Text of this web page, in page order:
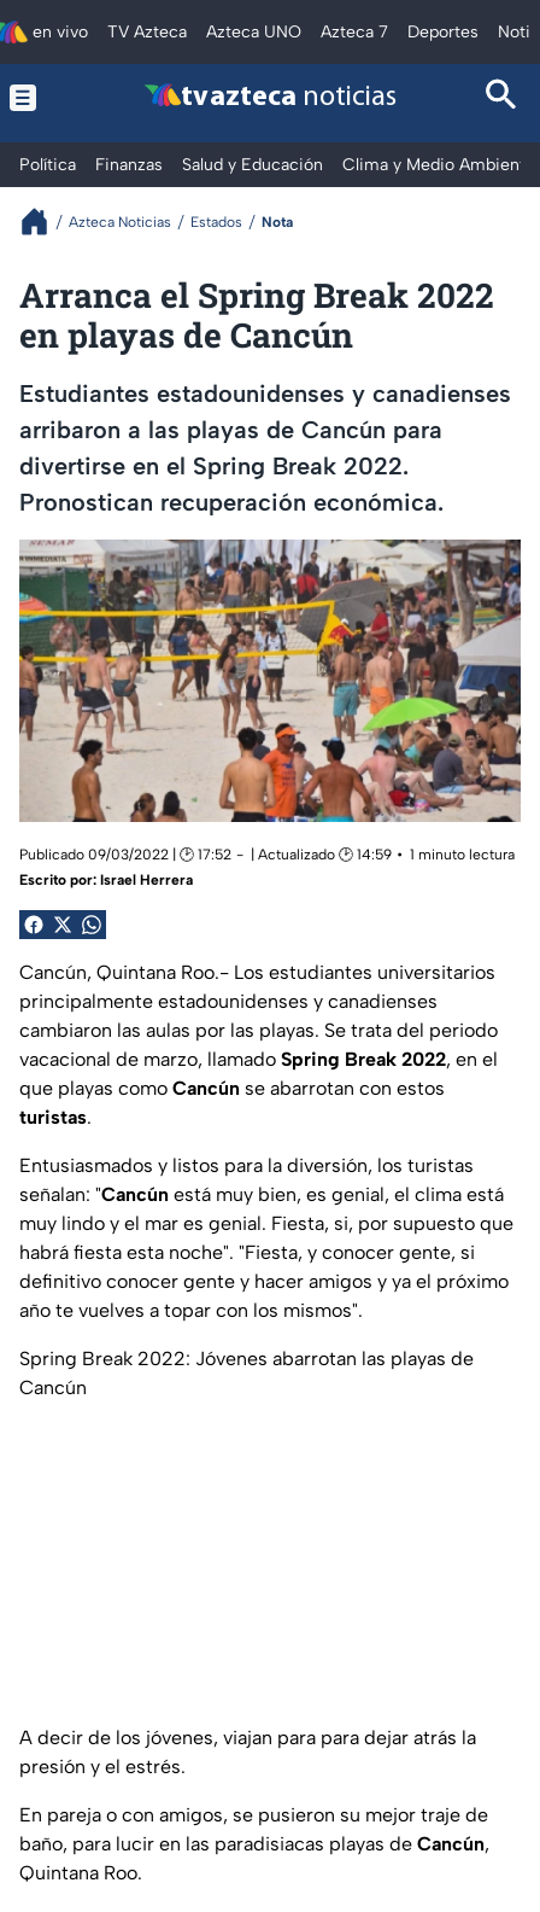
en vivo TV Azteca Azteca UNO Azteca 7 Deportes
tv azteca noticias
Política Finanzas Salud y Educación Clima y Medio Ambiente
Azteca Noticias Estados Nota
Arranca el Spring Break 2022
en playas de Cancún
Estudiantes estadounidenses y canadienses
arribaron a las playas de Cancún para
divertirse en el Spring Break 2022.
Pronostican recuperación económica.
Publicado 09/03/2022 | 🕑 17:52 | Actualizado 🕑 14:59
1 minuto lectura
Escrito por: Israel Herrera
Cancún, Quintana Roo.- Los estudiantes universitarios
principalmente estadounidenses y canadienses
cambiaron las aulas por las playas. Se trata del periodo
vacacional de marzo, llamado Spring Break 2022, en el
que playas como Cancún se abarrotan con estos
turistas.
Entusiasmados y listos para la diversión, los turistas
señalan: "Cancún está muy bien, es genial, el clima está
muy lindo y el mar es genial. Fiesta, si, por supuesto que
habrá fiesta esta noche". "Fiesta, y conocer gente, si
definitivo conocer gente y hacer amigos y ya el próximo
año te vuelves a topar con los mismos".
Spring Break 2022: Jóvenes abarrotan las playas de
Cancún
A decir de los jóvenes, viajan para para dejar atrás la
presión y el estrés.
En pareja o con amigos, se pusieron su mejor traje de
baño, para lucir en las paradisiacas playas de Cancún,
Quintana Roo.